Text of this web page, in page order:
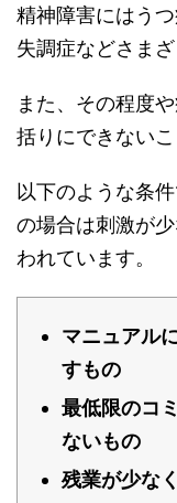
精神障害にはう
失調症などさま
また、その程度
括りにできない
以下のような条
の場合は刺激が
われています。
マニュアル
すもの
最低限のコ
ないもの
残業が少な